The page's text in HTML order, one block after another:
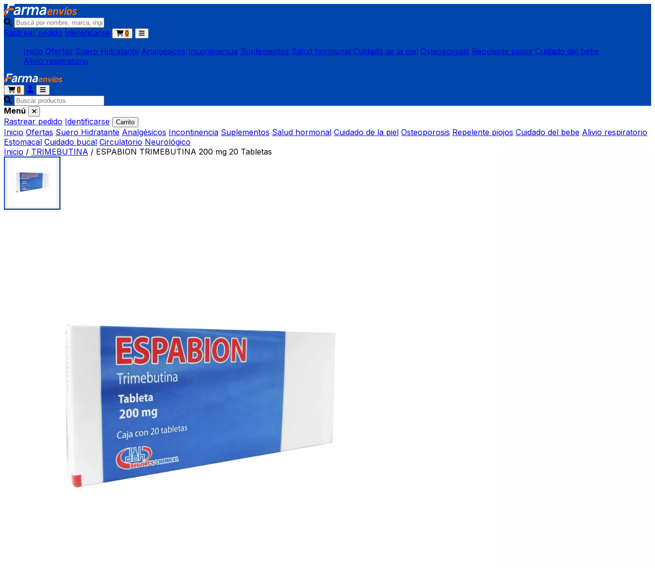
Rastrear pedido Identificarse 0
Inicio Ofertas Suero Hidratante Analgésicos Incontinencia Suplementos Salud hormonal Cuidado de la piel Osteoporosis Repelente piojos Cuidado del bebe
Alivio respiratorio
0
Menú
Rastrear pedido Identificarse Carrito
Inicio Ofertas Suero Hidratante Analgésicos Incontinencia Suplementos Salud hormonal Cuidado de la piel Osteoporosis Repelente piojos Cuidado del bebe Alivio respiratorio
Estomacal Cuidado bucal Circulatorio Neurológico
Inicio / TRIMEBUTINA / ESPABION TRIMEBUTINA 200 mg 20 Tabletas